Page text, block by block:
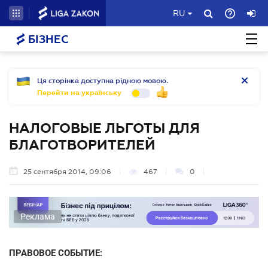
RU
БІЗНЕС
Ця сторінка доступна рідною мовою.
Перейти на українську
НАЛОГОВЫЕ ЛЬГОТЫ ДЛЯ
БЛАГОТВОРИТЕЛЕЙ
25 сентября 2014, 09:06 467 0
Реклама
ПРАВОВОЕ СОБЫТИЕ: